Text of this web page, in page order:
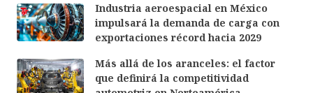
Industria aeroespacial en México
impulsará la demanda de carga con
exportaciones récord hacia 2029
Más allá de los aranceles: el factor
que definirá la competitividad